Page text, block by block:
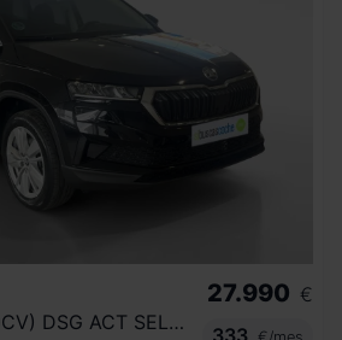
1.5 TSI 110KW (150CV) DSG ACT SELECTION
27.990 €